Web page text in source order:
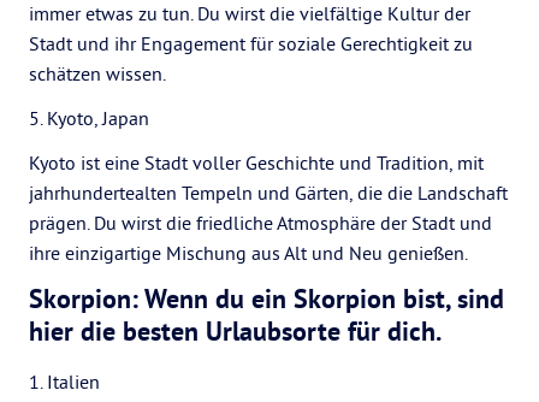
immer etwas zu tun. Du wirst die vielfältige Kultur der
Stadt und ihr Engagement für soziale Gerechtigkeit zu
schätzen wissen.
5. Kyoto, Japan
Kyoto ist eine Stadt voller Geschichte und Tradition, mit
jahrhundertealten Tempeln und Gärten, die die Landschaft
prägen. Du wirst die friedliche Atmosphäre der Stadt und
ihre einzigartige Mischung aus Alt und Neu genießen.
Skorpion: Wenn du ein Skorpion bist, sind
hier die besten Urlaubsorte für dich.
1. Italien